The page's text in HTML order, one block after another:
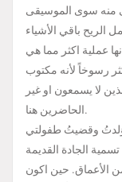
منه سوى الموسيقى
عملية اكثر مما هي
رسوخاً لأنه مكتوب
لا يسمعون او غير
الحاضرين هنا.
وُلدتُ وقضيتُ طفولتي
الجادة القديمة
الأعماق. حين اكون